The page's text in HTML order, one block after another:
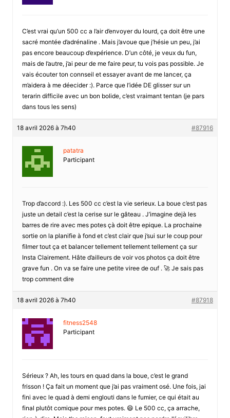
C’est vrai qu’un 500 cc a l’air d’envoyer du lourd, ça doit être une
sacré montée d’adrénaline . Mais j’avoue que j’hésie un peu, j’ai
pas encore beaucoup d’expérience. D’un côté, je veux du fun,
mais de l’autre, j’ai peur de me faire peur, tu vois pas possible. Je
vais écouter ton connseil et essayer avant de me lancer, ça
m’aidera à me déecider :). Parce que l’idée DE glisser sur un
terarin difficile avec un bon bolide, c’est vraimant tentan (je pars
dans tous les sens)
18 avril 2026 à 7h40 #87916
patatra
Participant
Trop d’accord :). Les 500 cc c’est la vie serieux. La boue c’est pas
juste un detail c’est la cerise sur le gâteau . J’imagine dejà les
barres de rire avec mes potes çà doit être epique. La prochaine
sortie on la planifie à fond et c’est clair que j’sui sur le coup pour
filmer tout ça et balancer tellement tellement tellement ça sur
Insta Clairement. Hâte d’ailleurs de voir vos photos ça doit être
grave fun . On va se faire une petite viree de ouf . 🚀 Je sais pas
trop comment dire
18 avril 2026 à 7h40 #87918
fitness2548
Participant
Sérieux ? Ah, les tours en quad dans la boue, c’est le grand
frisson ! Ça fait un moment que j’ai pas vraiment osé. Une fois, jai
fini avec le quad à demi englouti dans le fumier, ce qui était au
final plutôt comique pour mes potes. 😄 Le 500 cc, ça arrache,